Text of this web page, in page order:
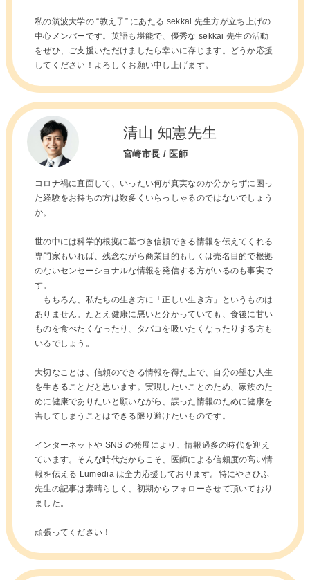
私の筑波大学の “教え子” にあたる sekkai 先生方が立ち上げの
中心メンバーです。英語も堪能で、優秀な sekkai 先生の活動
をぜひ、ご支援いただけましたら幸いに存じます。どうか応援
してください！よろしくお願い申し上げます。
清山 知憲先生
宮崎市長 / 医師
コロナ禍に直面して、いったい何が真実なのか分からずに困っ
た経験をお持ちの方は数多くいらっしゃるのではないでしょう
か。
世の中には科学的根拠に基づき信頼できる情報を伝えてくれる
専門家もいれば、残念ながら商業目的もしくは売名目的で根拠
のないセンセーショナルな情報を発信する方がいるのも事実で
す。
もちろん、私たちの生き方に「正しい生き方」というものは
ありません。たとえ健康に悪いと分かっていても、食後に甘い
ものを食べたくなったり、タバコを吸いたくなったりする方も
いるでしょう。
大切なことは、信頼のできる情報を得た上で、自分の望む人生
を生きることだと思います。実現したいことのため、家族のた
めに健康でありたいと願いながら、誤った情報のために健康を
害してしまうことはできる限り避けたいものです。
インターネットや SNS の発展により、情報過多の時代を迎え
ています。そんな時代だからこそ、医師による信頼度の高い情
報を伝える Lumedia は全力応援しております。特にやさひふ
先生の記事は素晴らしく、初期からフォローさせて頂いており
ました。
頑張ってください！